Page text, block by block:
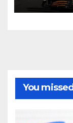
You missed